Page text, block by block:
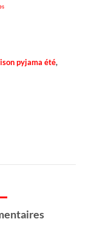
pyjama été,